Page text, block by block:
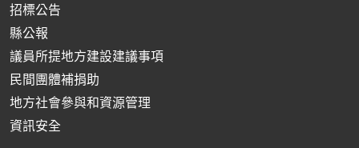
招標公告
縣公報
議員所提地方建設建議事項
民間團體補捐助
地方社會參與和資源管理
資訊安全